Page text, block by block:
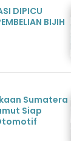
DIPICU
BIJIH
Sumatera
Siap